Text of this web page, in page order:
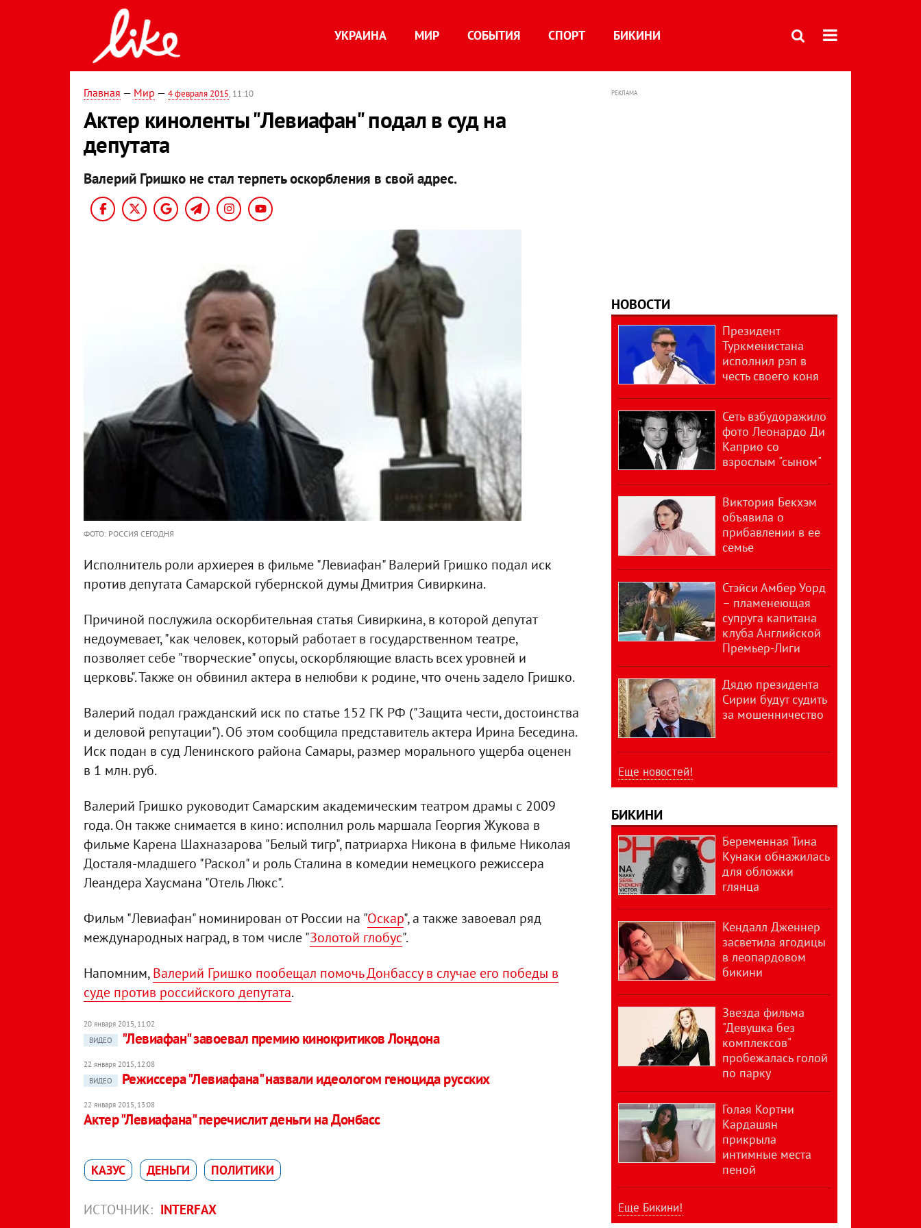
УКРАИНА МИР СОБЫТИЯ СПОРТ БИКИНИ
Главная — Мир — 4 февраля 2015, 11:10
Актер киноленты "Левиафан" подал в суд на
депутата
Валерий Гришко не стал терпеть оскорбления в свой адрес.
ФОТО: РОССИЯ СЕГОДНЯ
Исполнитель роли архиерея в фильме "Левиафан" Валерий Гришко подал иск
против депутата Самарской губернской думы Дмитрия Сивиркина.
Причиной послужила оскорбительная статья Сивиркина, в которой депутат
недоумевает, "как человек, который работает в государственном театре,
позволяет себе "творческие" опусы, оскорбляющие власть всех уровней и
церковь". Также он обвинил актера в нелюбви к родине, что очень задело Гришко.
Валерий подал гражданский иск по статье 152 ГК РФ ("Защита чести, достоинства
и деловой репутации"). Об этом сообщила представитель актера Ирина Беседина.
Иск подан в суд Ленинского района Самары, размер морального ущерба оценен
в 1 млн. руб.
Валерий Гришко руководит Самарским академическим театром драмы с 2009
года. Он также снимается в кино: исполнил роль маршала Георгия Жукова в
фильме Карена Шахназарова "Белый тигр", патриарха Никона в фильме Николая
Досталя-младшего "Раскол" и роль Сталина в комедии немецкого режиссера
Леандера Хаусмана "Отель Люкс".
Фильм "Левиафан" номинирован от России на "Оскар", а также завоевал ряд
международных наград, в том числе "Золотой глобус".
Напомним,Валерий Гришко пообещал помочь Донбассу в случае его победы в
суде против российского депутата.
20 января 2015, 11:02
ВИДЕО
"Левиафан" завоевал премию кинокритиков Лондона
22 января 2015, 12:08
ВИДЕО
Режиссера "Левиафана" назвали идеологом геноцида русских
22 января 2015, 13:08
Актер "Левиафана" перечислит деньги на Донбасс
КАЗУС ДЕНЬГИ ПОЛИТИКИ
ИСТОЧНИК: INTERFAX
РЕКЛАМА
НОВОСТИ
Президент
Туркменистана
исполнил рэп в
честь своего коня
Сеть взбудоражило
фото Леонардо Ди
Каприо со
взрослым "сыном"
Виктория Бекхэм
объявила о
прибавлении в ее
семье
Стэйси Амбер Уорд
– пламенеющая
супруга капитана
клуба Английской
Премьер-Лиги
Дядю президента
Сирии будут судить
за мошенничество
Еще новостей!
БИКИНИ
Беременная Тина
Кунаки обнажилась
для обложки
глянца
Кендалл Дженнер
засветила ягодицы
в леопардовом
бикини
Звезда фильма
"Девушка без
комплексов"
пробежалась голой
по парку
Голая Кортни
Кардашян
прикрыла
интимные места
пеной
Еще Бикини!